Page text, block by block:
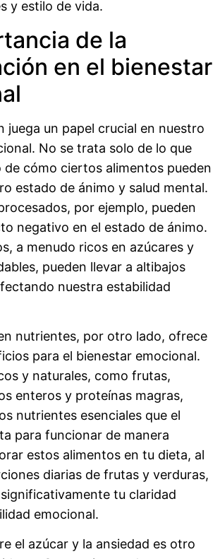
y estilo de vida.
de la
en el bienestar
juega un papel crucial en nuestro
No se trata solo de lo que
de cómo ciertos alimentos pueden
estado de ánimo y salud mental.
por ejemplo, pueden
negativo en el estado de ánimo.
a menudo ricos en azúcares y
pueden llevar a altibajos
nuestra estabilidad
nutrientes, por otro lado, ofrece
para el bienestar emocional.
y naturales, como frutas,
enteros y proteínas magras,
nutrientes esenciales que el
para funcionar de manera
estos alimentos en tu dieta, al
diarias de frutas y verduras,
tu claridad
emocional.
el azúcar y la ansiedad es otro